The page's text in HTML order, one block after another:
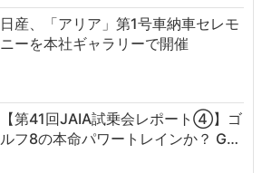
日産、「アリア」第1号車納車セレモ
ニーを本社ギャラリーで開催
【第41回JAIA試乗会レポート④】ゴ
ルフ8の本命パワートレインか？ G…